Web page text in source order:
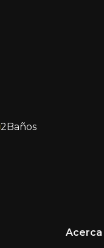
2Baños